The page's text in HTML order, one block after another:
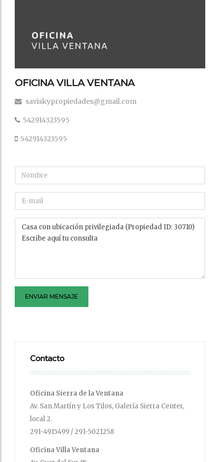
OFICINA VILLA VENTANA
saviskypropiedades@gmail.com
542914323595
542914323595
ENVIAR MENSAJE
Contacto
Oficina Sierra de la Ventana
Av. San Martín y Los Tilos, Galería Sierra Center,
local 2.
291-4915499 / 291-5021258
Oficina Villa Ventana